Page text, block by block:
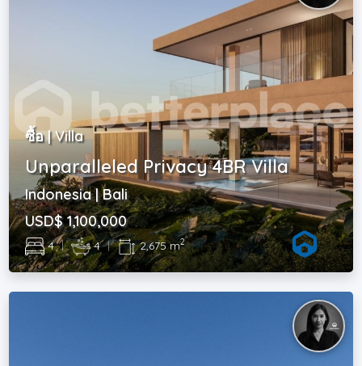
ซื้อ | Villa
Unparalleled Privacy 4BR Villa
Indonesia | Bali
USD$ 1,100,000
4 | 4 | 2,675 m2